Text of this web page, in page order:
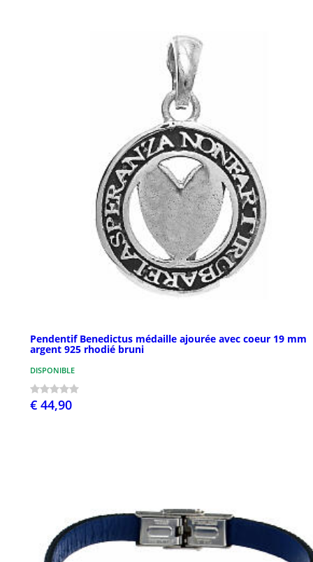
Pendentif Benedictus médaille ajourée avec coeur 19 mm
argent 925 rhodié bruni
DISPONIBLE
€ 44,90